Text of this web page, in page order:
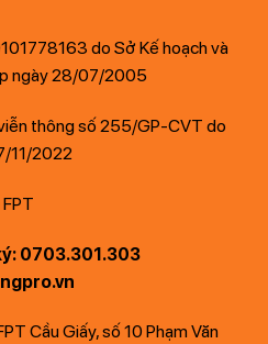
do Sở Kế hoạch và
ngày 28/07/2005
thông số 255/GP-CVT do
11/2022
0703.301.303
Cầu Giấy, số 10 Phạm Văn